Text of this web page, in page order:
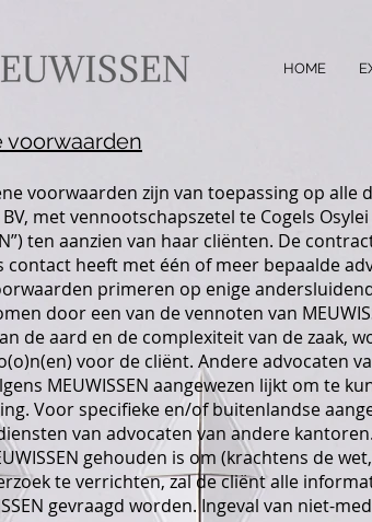
HOME
voorwaarden
voorwaarden zijn van toepassing op alle
BV, met vennootschapszetel te Cogels
ten aanzien van haar cliënten. De
contact heeft met één of meer bepaalde
primeren op enige
door een van de vennoten van
de aard en de complexiteit van de zaak,
voor de cliënt. Andere advocaten
MEUWISSEN aangewezen lijkt om te
Voor specifieke en/of buitenlandse
van advocaten van andere kantoren.
gehouden is om (krachtens de
te verrichten, zal de cliënt alle
gevraagd worden. Ingeval van niet-